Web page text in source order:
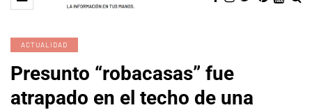
ACTUALIDAD
Presunto “robacasas” fue
atrapado en el techo de una